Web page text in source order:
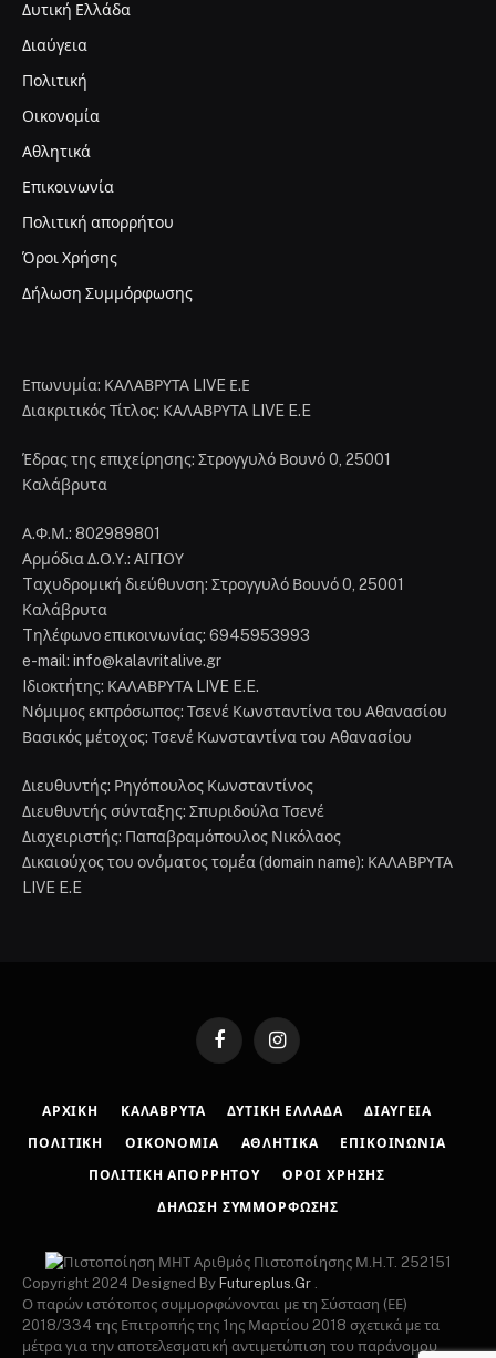
Δυτική Ελλάδα
Διαύγεια
Πολιτική
Οικονομία
Αθλητικά
Επικοινωνία
Πολιτική απορρήτου
Όροι Χρήσης
Δήλωση Συμμόρφωσης
Επωνυμία: ΚΑΛΑΒΡΥΤΑ LIVE Ε.Ε
Διακριτικός Τίτλος: ΚΑΛΑΒΡΥΤΑ LIVE E.E
Έδρας της επιχείρησης: Στρογγυλό Βουνό 0, 25001
Καλάβρυτα
Α.Φ.Μ.: 802989801
Αρμόδια Δ.Ο.Υ.: ΑΙΓΙΟΥ
Tαχυδρομική διεύθυνση: Στρογγυλό Βουνό 0, 25001
Καλάβρυτα
Tηλέφωνο επικοινωνίας: 6945953993
e-mail: info@kalavritalive.gr
Iδιοκτήτης: ΚΑΛΑΒΡΥΤΑ LIVE E.E.
Νόμιμος εκπρόσωπος: Τσενέ Κωνσταντίνα του Αθανασίου
Βασικός μέτοχος: Τσενέ Κωνσταντίνα του Αθανασίου
Διευθυντής: Ρηγόπουλος Κωνσταντίνος
Διευθυντής σύνταξης: Σπυριδούλα Τσενέ
Διαχειριστής: Παπαβραμόπουλος Νικόλαος
Δικαιούχος του ονόματος τομέα (domain name): ΚΑΛΑΒΡΥΤΑ
LIVE E.E
FacebookInstagram
ΑΡΧΙΚΉ ΚΑΛΆΒΡΥΤΑ ΔΥΤΙΚΉ ΕΛΛΆΔΑ ΔΙΑΎΓΕΙΑ
ΠΟΛΙΤΙΚΉ ΟΙΚΟΝΟΜΊΑ ΑΘΛΗΤΙΚΆ ΕΠΙΚΟΙΝΩΝΊΑ
ΠΟΛΙΤΙΚΉ ΑΠΟΡΡΉΤΟΥ ΌΡΟΙ ΧΡΉΣΗΣ
ΔΉΛΩΣΗ ΣΥΜΜΌΡΦΩΣΗΣ
Αριθμός Πιστοποίησης Μ.Η.Τ. 252151
Copyright 2024 Designed By Futureplus.Gr .
Ο παρών ιστότοπος συμμορφώνονται με τη Σύσταση (ΕΕ)
2018/334 της Επιτροπής της 1ης Μαρτίου 2018 σχετικά με τα
μέτρα για την αποτελεσματική αντιμετώπιση του παράνομου